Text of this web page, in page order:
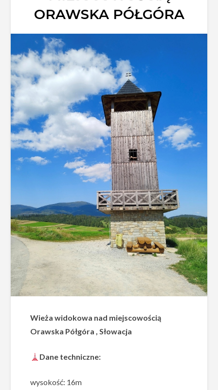
ORAWSKA PÓŁGÓRA
Wieża widokowa nad miejscowością
Orawska Półgóra , Słowacja
Dane techniczne:
wysokość: 16m